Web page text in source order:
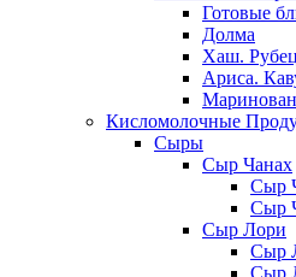
Готовые
Долма
Хаш. Рубец
Ариса.
Кисломолочные
Сыры
Сыр Чанах
Сыр
Сыр
Сыр Лори
Сыр
Сыр